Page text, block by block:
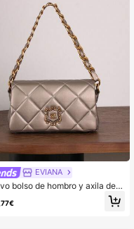
EVIANA
bolso de hombro y axila de l
champán para mujer, bolso
acolchado y bordado de
,77€